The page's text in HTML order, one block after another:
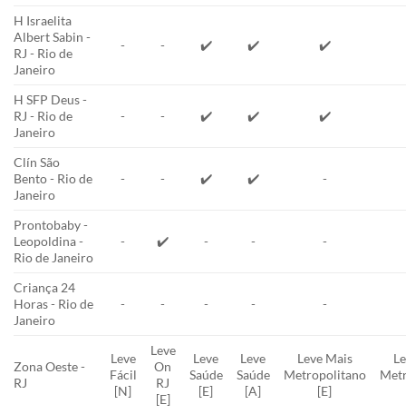
H Israelita
Albert Sabin -
RJ - Rio de
Janeiro
- - ✔️ ✔️ ✔️
H SFP Deus -
RJ - Rio de
Janeiro
- - ✔️ ✔️ ✔️
Clín São
Bento - Rio de
Janeiro
- - ✔️ ✔️ -
Prontobaby -
Leopoldina -
Rio de Janeiro
- ✔️ - - -
Criança 24
Horas - Rio de
Janeiro
- - - - -
Zona Oeste -
RJ
Leve
Fácil
[N]
Leve
On
RJ
[E]
Leve
Saúde
[E]
Leve
Saúde
[A]
Leve Mais
Metropolitano
[E]